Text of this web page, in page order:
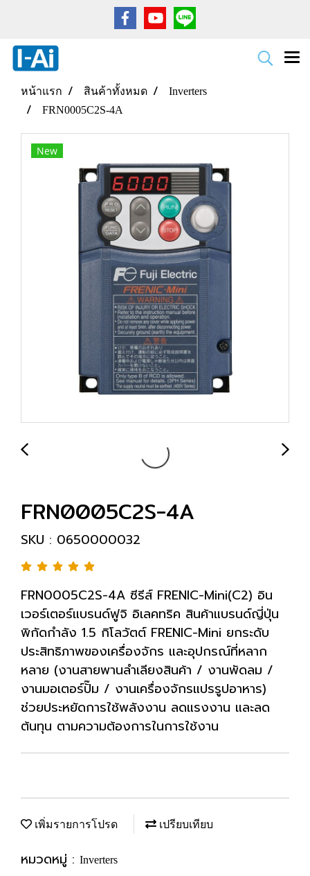
หน้าแรก สินค้าทั้งหมด
Inverters
FRN0005C2S-4A
New
FRN0005C2S-4A
SKU : 0650000032
FRN0005C2S-4A ซีรีส์ FRENIC-Mini(C2) อิน
เวอร์เตอร์แบรนด์ฟูจิ อิเลคทริค สินค้าแบรนด์ญี่ปุ่น
พิกัดกำลัง 1.5 กิโลวัตต์ FRENIC-Mini ยกระดับ
ประสิทธิภาพของเครื่องจักร และอุปกรณ์ที่หลาก
หลาย (งานสายพานลำเลียงสินค้า / งานพัดลม /
งานมอเตอร์ปั๊ม / งานเครื่องจักรแปรรูปอาหาร)
ช่วยประหยัดการใช้พลังงาน ลดแรงงาน และลด
ต้นทุน ตามความต้องการในการใช้งาน
เพิ่มรายการโปรด เปรียบเทียบ
หมวดหมู่ : Inverters